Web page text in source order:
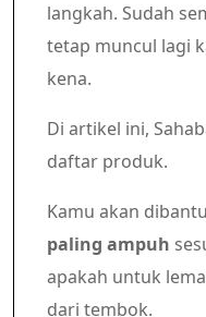
langkah. Sudah
tetap muncul lagi
kena.
Di artikel ini,
daftar produk.
Kamu akan
paling ampuh
apakah untuk
dari tembok.